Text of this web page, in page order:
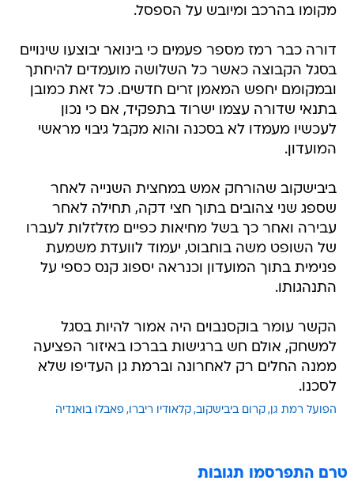
מקומו בהרכב ומיובש על הספסל.
דורה כבר רמז מספר פעמים כי בינואר יבוצעו שינויים
בסגל הקבוצה כאשר כל השלושה מועמדים להיחתך
ובמקומם יחפש המאמן זרים חדשים. כל זאת כמובן
בתנאי שדורה עצמו ישרוד בתפקיד, אם כי נכון
לעכשיו מעמדו לא בסכנה והוא מקבל גיבוי מראשי
המועדון.
ביבישקוב שהורחק אמש במחצית השנייה לאחר
שספג שני צהובים בתוך חצי דקה, תחילה לאחר
עבירה ואחר כך בשל מחיאות כפיים מזלזלות לעברו
של השופט משה בוחבוט, יעמוד לוועדת משמעת
פנימית בתוך המועדון וכנראה יספוג קנס כספי על
התנהגותו.
הקשר עומר בוקסנבוים היה אמור להיות בסגל
למשחק, אולם חש ברגישות בברכו באיזור הפציעה
ממנה החלים רק לאחרונה וברמת גן העדיפו שלא
לסכנו.
הפועל רמת גן קרום ביבישקוב קלאודיו ריברו פאבלו בואנדיה
טרם התפרסמו תגובות